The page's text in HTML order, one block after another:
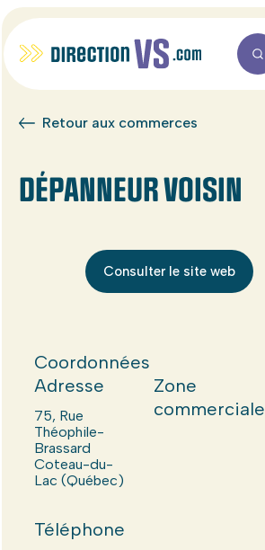
Retour aux commerces
DÉPANNEUR VOISIN
Consulter le site web
Coordonnées
Adresse
75, Rue
Théophile-
Brassard
Coteau-du-
Lac (Québec)
Téléphone
Zone
commerciale